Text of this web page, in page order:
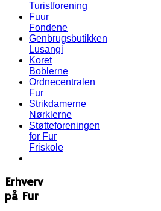
Turistforening
Fuur
Fondene
Genbrugsbutikken
Lusangi
Koret
Boblerne
Ordnecentralen
Fur
Strikdamerne
Nørklerne
Støtteforeningen
for Fur
Friskole
Erhverv
på Fur